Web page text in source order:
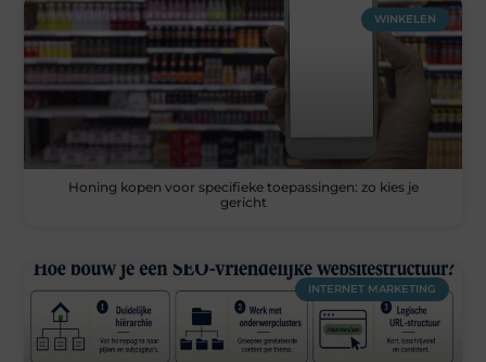
WINKELEN
Honing kopen voor specifieke toepassingen: zo kies je
gericht
INTERNET MARKETING